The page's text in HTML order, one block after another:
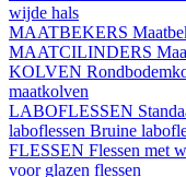
wijde hals
MAATBEKERS
MAATCILINDERS
KOLVEN
maatkolven
LABOFLESSEN
laboflessen Bruine
FLESSEN Flessen met
voor glazen flessen